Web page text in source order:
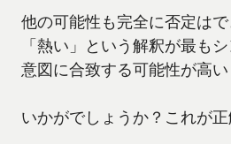
他の可能性も完全に否定は
「熱い」という解釈が最も
意図に合致する可能性が高い
いかがでしょうか？これが